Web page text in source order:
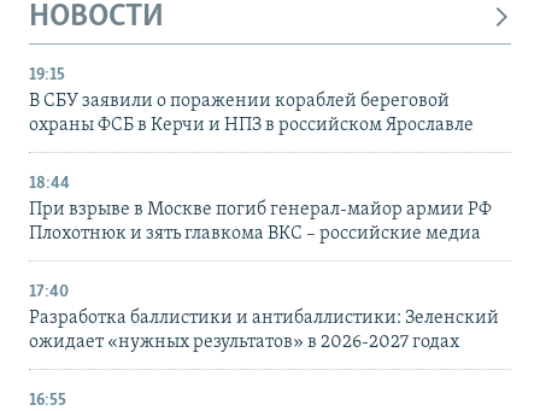
НОВОСТИ
19:15
В СБУ заявили о поражении кораблей береговой
охраны ФСБ в Керчи и НПЗ в российском Ярославле
18:44
При взрыве в Москве погиб генерал-майор армии РФ
Плохотнюк и зять главкома ВКС – российские медиа
17:40
Разработка баллистики и антибаллистики: Зеленский
ожидает «нужных результатов» в 2026-2027 годах
16:55